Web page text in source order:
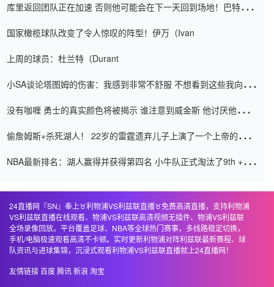
库里返回团队正在加速 否则他可能会在下一天回到场地！巴特勒迈
国家橄榄球队改变了令人惊叹的阵型！伊万（Ivan
上周的球员：杜兰特（Durant
小SA谈论塔图姆的伤害：我感到非常不舒服 不想看到这些我向他
没有咖喱 勇士的真实颜色将被揭示 谁注意到威金斯 他讨厌他的老
偷詹姆斯+杀死湖人！ 22岁的雷霆遗弃儿子上演了一个上帝的剧
NBA最新排名：湖人赢得并获得第四名 小牛队正式淘汰了9th + 76
24直播网『SN』奉上♉️利物浦VS利兹联直播♉️免费高清直播，支持利物浦
VS利兹联直播在线观看、物浦VS利兹联高清视频无插件、物浦VS利兹联
全场录像回放。平台覆盖足球、NBA等全球热门赛事，多线路稳定切换，
手机/电脑极速观看高清不卡顿。实时更新利物浦对阵利兹联最新赛程、球
队资讯与进球集锦，沉浸式观看利物浦VS利兹联直播就上24直播网！
友情链接百度腾讯新浪 淘宝